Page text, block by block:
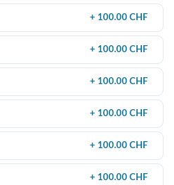
+ 100.00 CHF
+ 100.00 CHF
+ 100.00 CHF
+ 100.00 CHF
+ 100.00 CHF
+ 100.00 CHF